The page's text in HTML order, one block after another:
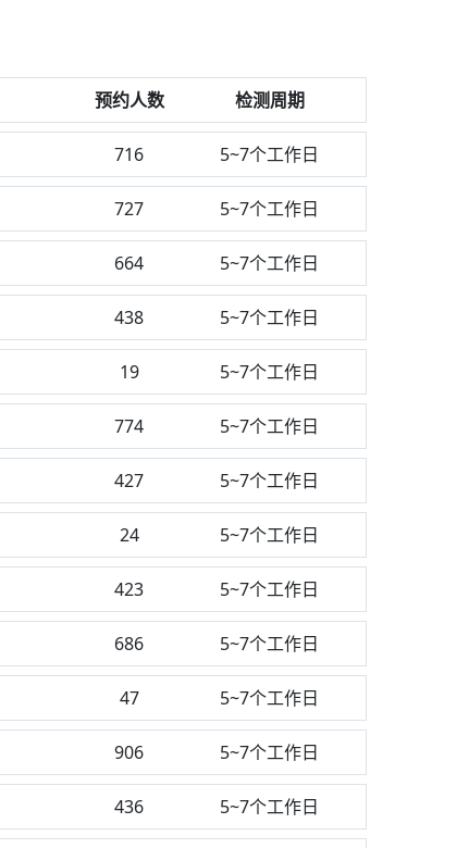
预约人数 检测周期
716 5~7个工作日
727 5~7个工作日
664 5~7个工作日
438 5~7个工作日
19 5~7个工作日
774 5~7个工作日
427 5~7个工作日
24 5~7个工作日
423 5~7个工作日
686 5~7个工作日
47 5~7个工作日
906 5~7个工作日
436 5~7个工作日